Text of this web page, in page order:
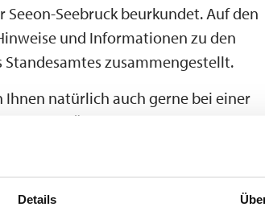
Details
Seebruck beurkundet. Auf den
und Informationen zu den
zusammengestellt.
natürlich auch gerne bei einer
Öffnungszeiten oder